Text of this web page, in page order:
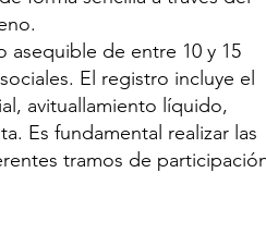
asequible de entre 10 y 15
El registro incluye el
avituallamiento líquido,
Es fundamental realizar las
tramos de